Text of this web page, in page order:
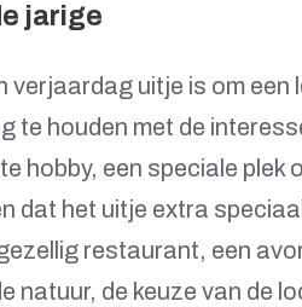
jarige
verjaardag uitje is om een
te houden met de
hobby, een speciale plek
dat het uitje extra
restaurant, een
natuur, de keuze van de